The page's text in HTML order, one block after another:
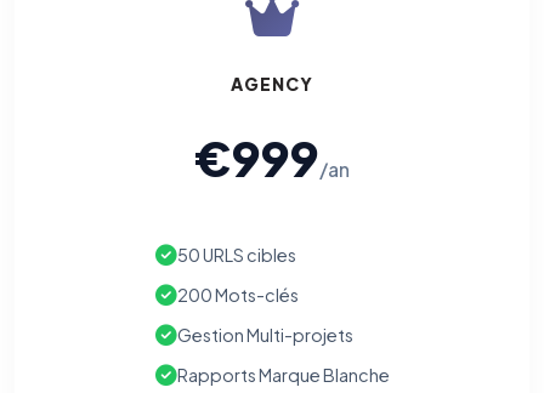
AGENCY
€999/an
50 URLS cibles
200 Mots-clés
Gestion Multi-projets
Rapports Marque Blanche